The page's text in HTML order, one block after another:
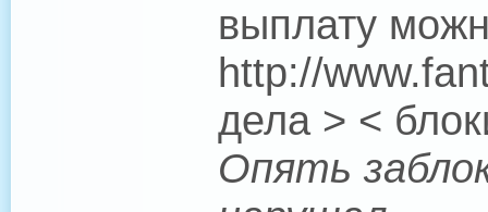
выплату
http://
дела > <
Опять